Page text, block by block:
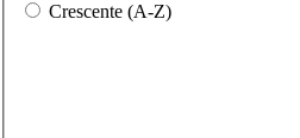
Crescente (A-Z)